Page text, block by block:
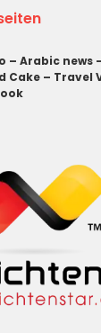
– Arabic news
Cake – Travel